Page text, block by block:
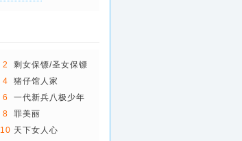
2
剩女保镖/圣女保镖
4
猪仔馆人家
6
一代新兵八极少年
8
罪美丽
10 天下女人心